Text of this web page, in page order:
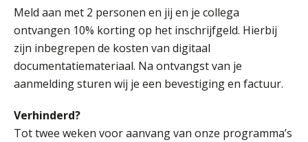
Meld aan met 2 personen en jij en je collega
ontvangen 10% korting op het inschrijfgeld. Hierbij
zijn inbegrepen de kosten van digitaal
documentatiemateriaal. Na ontvangst van je
aanmelding sturen wij je een bevestiging en factuur.
Verhinderd?
Tot twee weken voor aanvang van onze programma’s